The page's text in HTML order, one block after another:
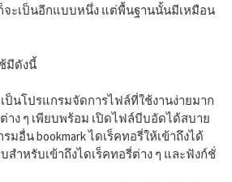
จะเป็นอีกแบบหนึ่ง แต่พื้นฐานนั้นมีเหมือน
มีดังนี้
เป็นโปรแกรมจัดการไฟล์ที่ใช้งานง่ายมาก
าง ๆ เพียบพร้อม เปิดไฟล์บีบอัดได้สบาย
มอื่น bookmark ไดเร็คทอรี่ให้เข้าถึงได้
สำหรับเข้าถึงไดเร็คทอรี่ต่าง ๆ และฟังก์ชั่